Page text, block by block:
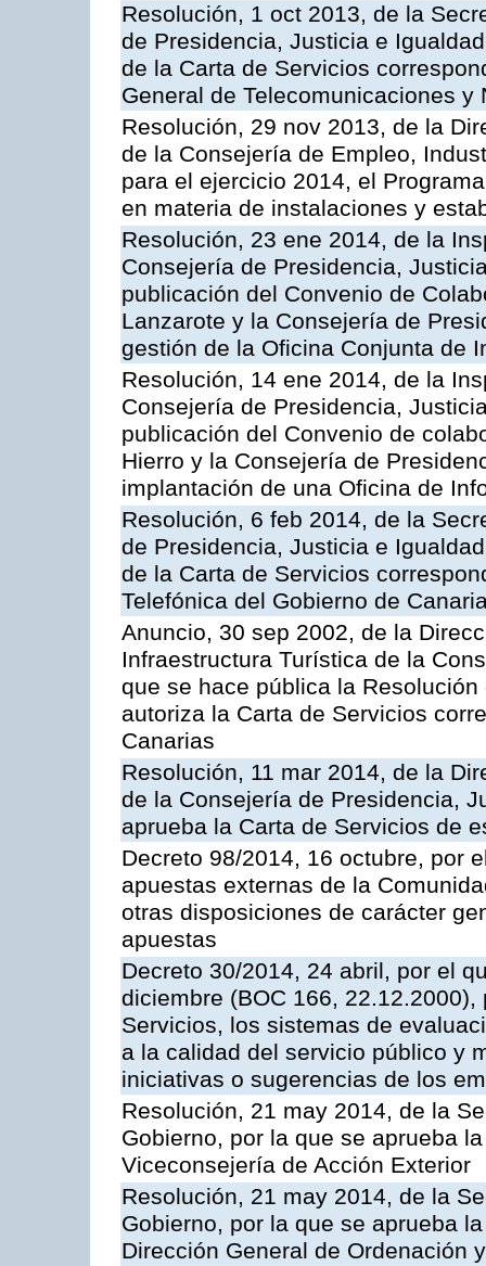
Resolución, 1 oct 2013, de la
de Presidencia, Justicia e
de la Carta de Servicios
General de Telecomunicaciones y
Resolución, 29 nov 2013, de la
de la Consejería de Empleo,
para el ejercicio 2014, el
en materia de instalaciones y
Resolución, 23 ene 2014, de la
Consejería de Presidencia,
publicación del Convenio de
Lanzarote y la Consejería de
gestión de la Oficina Conjunta de
Resolución, 14 ene 2014, de la
Consejería de Presidencia,
publicación del Convenio de
Hierro y la Consejería de
implantación de una Oficina de
Resolución, 6 feb 2014, de la
de Presidencia, Justicia e
de la Carta de Servicios
Telefónica del Gobierno de
Anuncio, 30 sep 2002, de la
Infraestructura Turística de la
que se hace pública la
autoriza la Carta de Servicios
Canarias
Resolución, 11 mar 2014, de la
de la Consejería de Presidencia,
aprueba la Carta de Servicios de
Decreto 98/2014, 16 octubre, por
apuestas externas de la
otras disposiciones de carácter
apuestas
Decreto 30/2014, 24 abril, por el
diciembre (BOC 166,
Servicios, los sistemas de
a la calidad del servicio público y
iniciativas o sugerencias de los
Resolución, 21 may 2014, de la
Gobierno, por la que se aprueba
Viceconsejería de Acción Exterior
Resolución, 21 may 2014, de la
Gobierno, por la que se aprueba
Dirección General de Ordenación